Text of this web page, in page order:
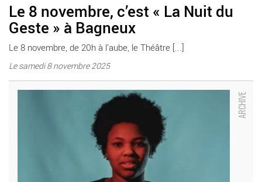
Le 8 novembre, c’est « La Nuit du
Geste » à Bagneux
Le 8 novembre, de 20h à l’aube, le Théâtre [...]
Le samedi 8 novembre 2025
L’écriture poétique du Nabou Claerhout Trombone Ensemble -
Critique sortie Jazz / Musiques Bagneux Théâtre Victor Hugo à